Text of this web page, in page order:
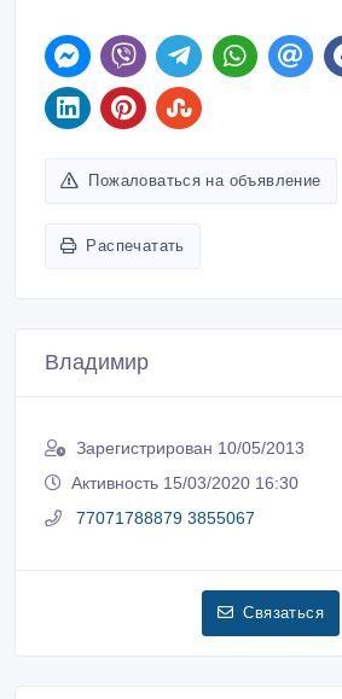
Пожаловаться на объявление
Распечатать
Владимир
Зарегистрирован 10/05/2013
Активность 15/03/2020 16:30
77071788879 3855067
Связаться